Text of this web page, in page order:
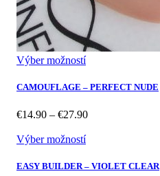
Výber možností
CAMOUFLAGE – PERFECT NUDE
€14.90 – €27.90Price
€27.90
Výber možností
EASY BUILDER – VIOLET CLEAR